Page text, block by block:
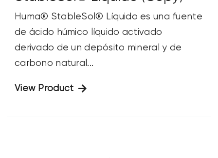
Huma® StableSol® Líquido es una fuente
de ácido húmico líquido activado
derivado de un depósito mineral y de
carbono natural...
View Product